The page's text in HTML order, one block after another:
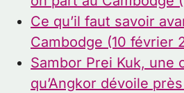
Ce qu’il faut savoir
Cambodge (10 février
Sambor Prei Kuk, une
qu’Angkor dévoile